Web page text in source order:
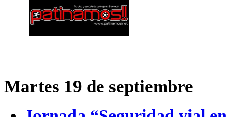
Martes 19 de septiembre